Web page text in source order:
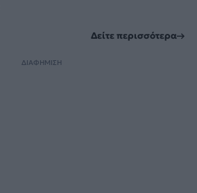
Δείτε περισσότερα
ΔΙΑΦΗΜΙΣΗ